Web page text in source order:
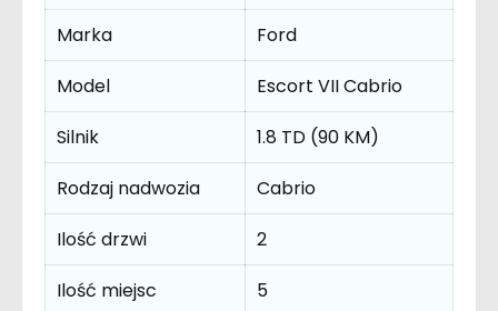
Marka
Ford
Model
Escort VII Cabrio
Silnik
1.8 TD (90 KM)
Rodzaj nadwozia
Cabrio
Ilość drzwi
2
Ilość miejsc
5